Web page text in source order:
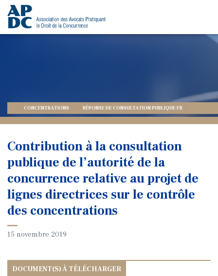
Contribution à la consultation
publique de l’autorité de la
concurrence relative au projet de
lignes directrices sur le contrôle
des concentrations
15 novembre 2019
CONCENTRATIONS RÉPONSE DE CONSULTATION PUBLIQUE FR